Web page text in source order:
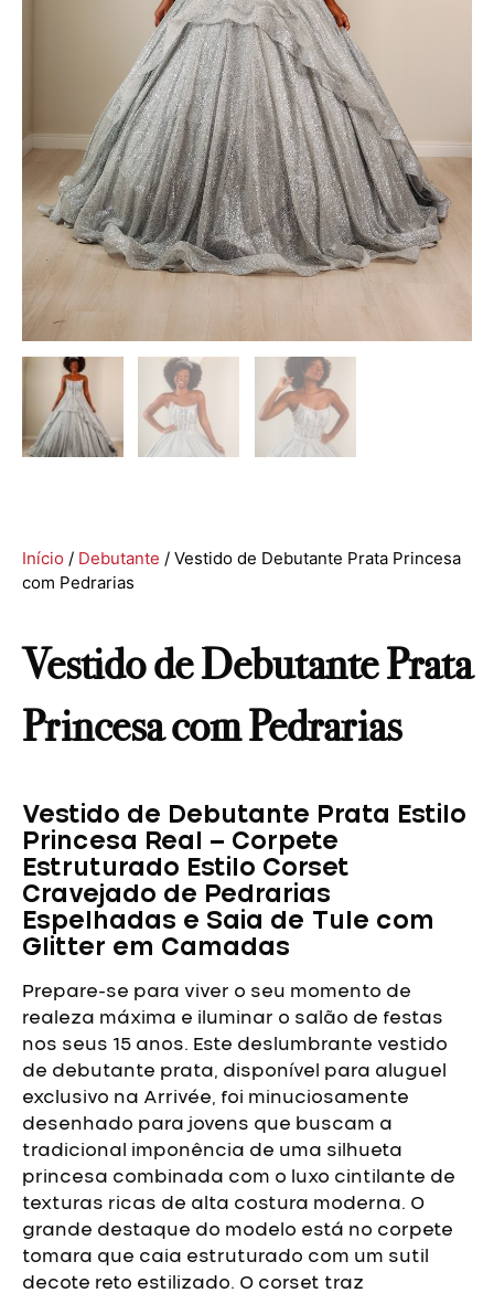
Início / Debutante / Vestido de Debutante Prata Princesa
com Pedrarias
Vestido de Debutante Prata
Princesa com Pedrarias
Vestido de Debutante Prata Estilo
Princesa Real – Corpete
Estruturado Estilo Corset
Cravejado de Pedrarias
Espelhadas e Saia de Tule com
Glitter em Camadas
Prepare-se para viver o seu momento de
realeza máxima e iluminar o salão de festas
nos seus 15 anos. Este deslumbrante vestido
de debutante prata, disponível para aluguel
exclusivo na Arrivée, foi minuciosamente
desenhado para jovens que buscam a
tradicional imponência de uma silhueta
princesa combinada com o luxo cintilante de
texturas ricas de alta costura moderna. O
grande destaque do modelo está no corpete
tomara que caia estruturado com um sutil
decote reto estilizado. O corset traz